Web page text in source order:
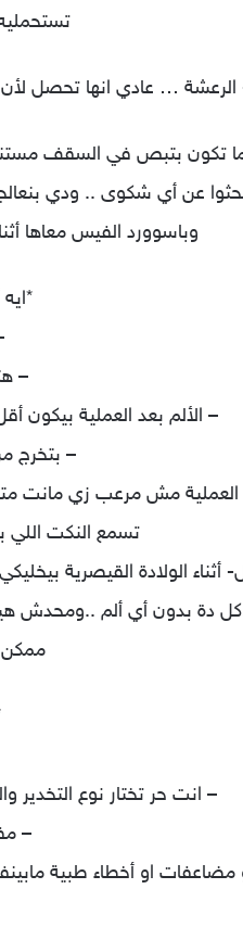
تكون بتبص في السقف
عن أي شكوى .. ودي
وباسوورد الفيس معاها
–
– الألم بعد العملية بيكون
– بتخرج
العملية مش مرعب زي مانت
تسمع النكت اللي
الولادة القيصرية
دة بدون أي ألم ..ومحدش
ممكن
– انت حر تختار نوع التخدير
–
او أخطاء طبية